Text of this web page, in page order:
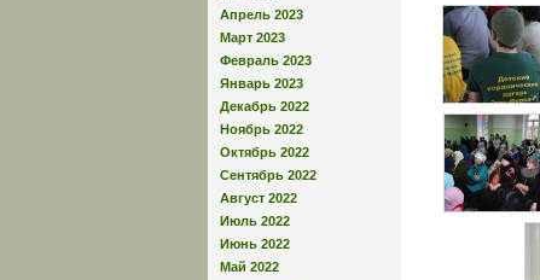
Апрель 2023
Март 2023
Февраль 2023
Январь 2023
Декабрь 2022
Ноябрь 2022
Октябрь 2022
Сентябрь 2022
Август 2022
Июль 2022
Июнь 2022
Май 2022